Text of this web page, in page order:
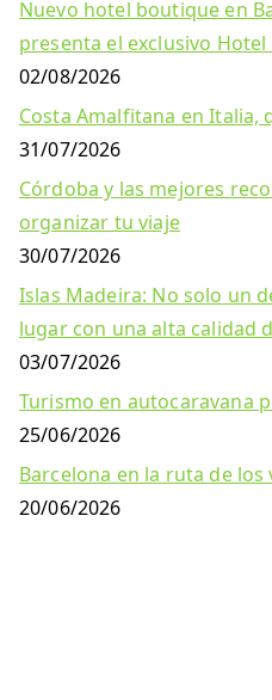
Nuevo hotel boutique en
presenta el exclusivo Hotel
02/08/2026
Costa Amalfitana en Italia,
31/07/2026
Córdoba y las mejores
organizar tu viaje
30/07/2026
Islas Madeira: No solo un
lugar con una alta calidad
03/07/2026
Turismo en autocaravana
25/06/2026
Barcelona en la ruta de los
20/06/2026